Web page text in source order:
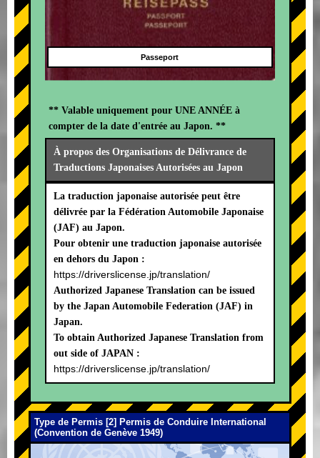
Passeport
** Valable uniquement pour UNE ANNÉE à
compter de la date d'entrée au Japon. **
À propos des Organisations de Délivrance de
Traductions Japonaises Autorisées au Japon
La traduction japonaise autorisée peut être
délivrée par la Fédération Automobile Japonaise
(JAF) au Japon.
Pour obtenir une traduction japonaise autorisée
en dehors du Japon :
https://driverslicense.jp/translation/
Authorized Japanese Translation can be issued
by the Japan Automobile Federation (JAF) in
Japan.
To obtain Authorized Japanese Translation from
out side of JAPAN :
https://driverslicense.jp/translation/
Type de Permis [2] Permis de Conduire International
(Convention de Genève 1949)